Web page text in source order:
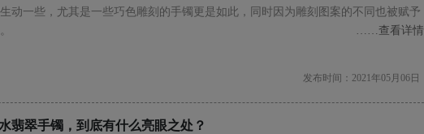
动一些，尤其是一些巧色雕刻的手镯更是如此，同时因为雕刻图案的不同也被赋予
……查看详情
发布时间：2021年05月06日
翡翠手镯，到底有什么亮眼之处？